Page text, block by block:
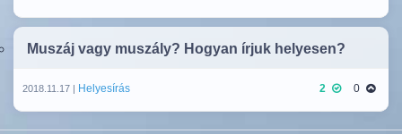
Muszáj vagy muszály? Hogyan írjuk helyesen?
2018.11.17 | Helyesírás 2 0